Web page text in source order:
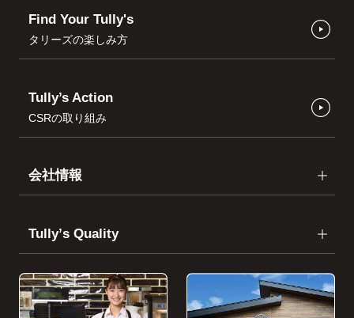
Find Your Tully's
タリーズの楽しみ方
Tully’s Action
CSRの取り組み
会社情報
Tullyʼs Quality